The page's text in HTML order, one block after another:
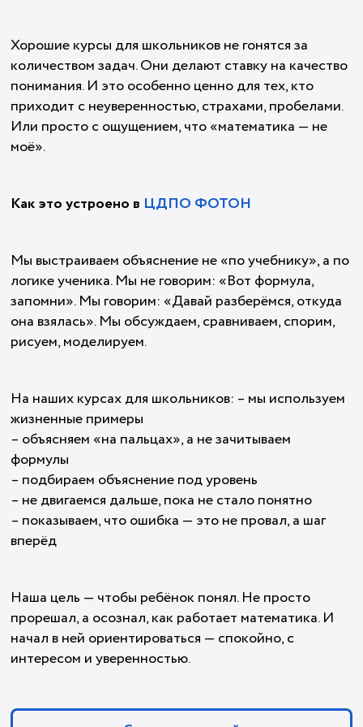
Хорошие курсы для школьников не гонятся за
количеством задач. Они делают ставку на качество
понимания. И это особенно ценно для тех, кто
приходит с неуверенностью, страхами, пробелами.
Или просто с ощущением, что «математика — не
моё».
Как это устроено в ЦДПО ФОТОН
Мы выстраиваем объяснение не «по учебнику», а по
логике ученика. Мы не говорим: «Вот формула,
запомни». Мы говорим: «Давай разберёмся, откуда
она взялась». Мы обсуждаем, сравниваем, спорим,
рисуем, моделируем.
На наших курсах для школьников: – мы используем
жизненные примеры
– объясняем «на пальцах», а не зачитываем
формулы
– подбираем объяснение под уровень
– не двигаемся дальше, пока не стало понятно
– показываем, что ошибка — это не провал, а шаг
вперёд
Наша цель — чтобы ребёнок понял. Не просто
прорешал, а осознал, как работает математика. И
начал в ней ориентироваться — спокойно, с
интересом и уверенностью.